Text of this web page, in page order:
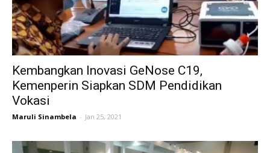
Kembangkan Inovasi GeNose C19,
Kemenperin Siapkan SDM Pendidikan
Vokasi
Maruli Sinambela - Jan 25, 2021